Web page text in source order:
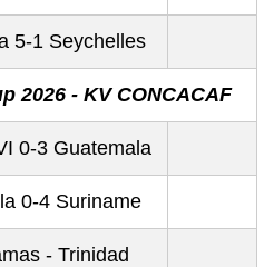
5-1 Seychelles
2026 - KV CONCACAF
0-3 Guatemala
0-4 Suriname
- Trinidad